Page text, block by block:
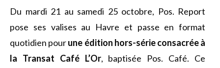
Du mardi 21 au samedi 25 octobre, Pos. Report
pose ses valises au Havre et passe en format
quotidien pourune édition hors-série consacrée à
la Transat Café L’Or, baptisée Pos. Café. Ce